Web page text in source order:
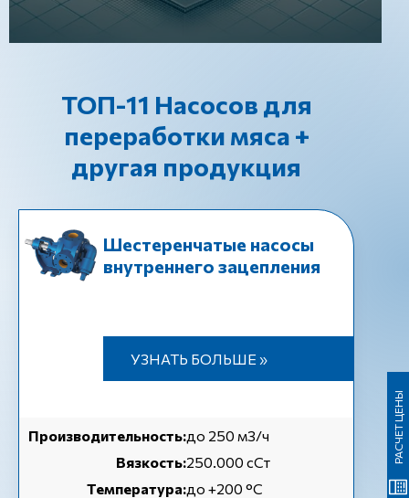
ТОП-11 Насосов для
переработки мяса +
другая продукция
Шестеренчатые насосы
внутреннего зацепления
УЗНАТЬ БОЛЬШЕ »
Производительность:до 250 м3/ч
Вязкость:250.000 сСт
Температура:до +200 °C
РАСЧЕТ ЦЕНЫ